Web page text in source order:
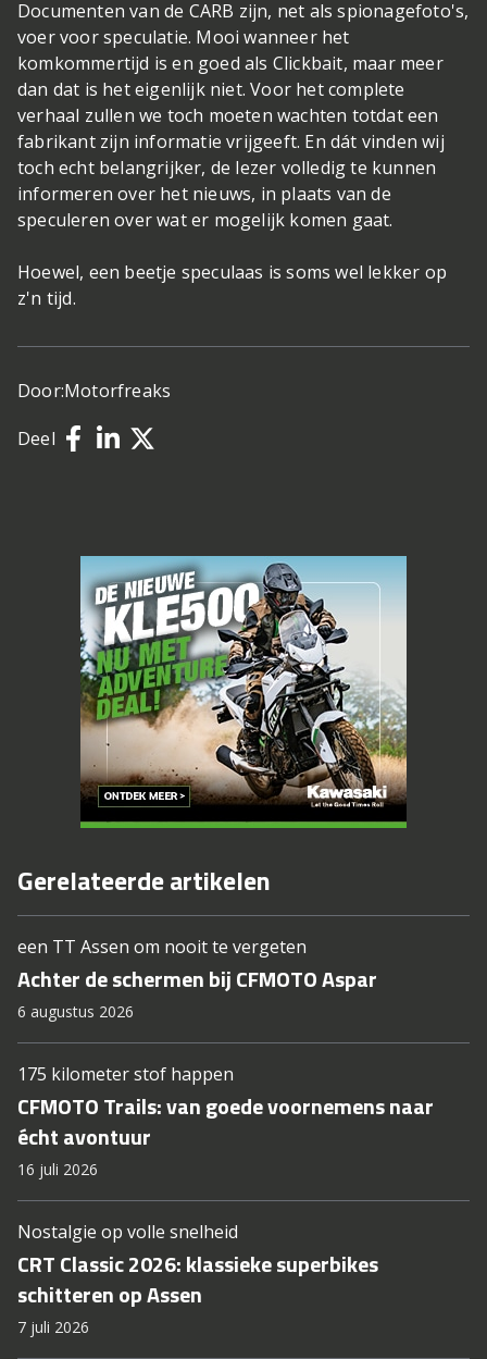
Documenten van de CARB zijn, net als spionagefoto's,
voer voor speculatie. Mooi wanneer het
komkommertijd is en goed als Clickbait, maar meer
dan dat is het eigenlijk niet. Voor het complete
verhaal zullen we toch moeten wachten totdat een
fabrikant zijn informatie vrijgeeft. En dát vinden wij
toch echt belangrijker, de lezer volledig te kunnen
informeren over het nieuws, in plaats van de
speculeren over wat er mogelijk komen gaat.
Hoewel, een beetje speculaas is soms wel lekker op
z'n tijd.
Door:Motorfreaks
Deel
Gerelateerde artikelen
een TT Assen om nooit te vergeten
Achter de schermen bij CFMOTO Aspar
6 augustus 2026
175 kilometer stof happen
CFMOTO Trails: van goede voornemens naar
écht avontuur
16 juli 2026
Nostalgie op volle snelheid
CRT Classic 2026: klassieke superbikes
schitteren op Assen
7 juli 2026